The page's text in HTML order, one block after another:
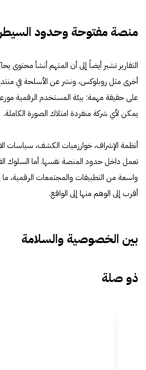
منصة مفتوحة وحدود
التقارير تشير أيضاً إلى أن المتهم أنشأ محتوى
أخرى مثل روبلوكس، ونشر عن الأسلحة في
على حقيقة مهمة: بيئة المستخدم الرقمية
يمكن لأي شركة منفردة امتلاك الصورة الكاملة.
أنظمة الإشراف، خوارزميات الكشف، سياسات
تعمل داخل حدود المنصة نفسها. أما السلوك
واسعة من التطبيقات والمجتمعات الرقمية،
أقرب إلى الوهم منها إلى الواقع.
بين الخصوصية والسلامة
ذو صلة